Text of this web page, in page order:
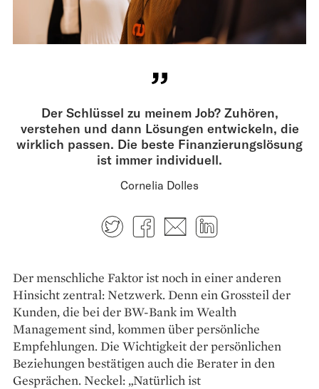
Der Schlüssel zu meinem Job? Zuhören,
verstehen und dann Lösungen entwickeln, die
wirklich passen. Die beste Finanzierungslösung
ist immer individuell.
Cornelia Dolles
TwitterFacebook
E-mail
Der menschliche Faktor ist noch in einer anderen
Hinsicht zentral: Netzwerk. Denn ein Grossteil der
Kunden, die bei der BW-Bank im Wealth
Management sind, kommen über persönliche
Empfehlungen. Die Wichtigkeit der persönlichen
Beziehungen bestätigen auch die Berater in den
Gesprächen. Neckel: „Natürlich ist